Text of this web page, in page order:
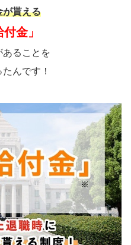
が貰える
付金」
あることを
んです！